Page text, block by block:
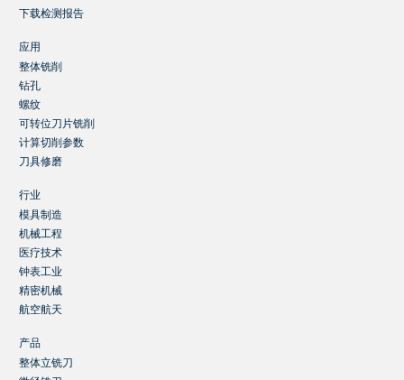
下载检测报告
应用
整体铣削
钻孔
螺纹
可转位刀片铣削
计算切削参数
刀具修磨
行业
模具制造
机械工程
医疗技术
钟表工业
精密机械
航空航天
产品
整体立铣刀